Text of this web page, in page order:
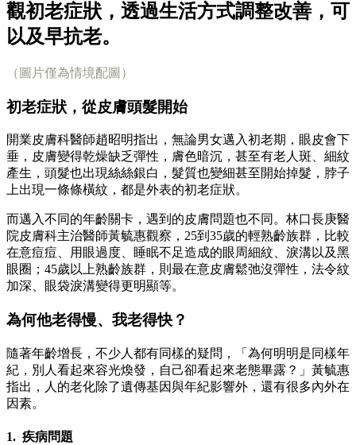
觀初老症狀，透過生活方式調整改善，可
以及早抗老。
（圖片僅為情境配圖）
初老症狀，從皮膚頭髮開始
開業皮膚科醫師趙昭明指出，無論男女邁入初老期，眼皮會下
垂，皮膚變得乾燥缺乏彈性，膚色暗沉，甚至有老人斑、細紋
產生，頭髮也出現絲絲銀白，髮質也變細甚至開始掉髮，脖子
上出現一條條橫紋，都是外表的初老症狀。
而邁入不同的年齡關卡，遇到的皮膚問題也不同。林口長庚醫
院皮膚科主治醫師黃毓惠觀察，25到35歲的輕熟齡族群，比較
在意痘痘、用眼過度、睡眠不足造成的眼周細紋、淚溝以及黑
眼圈；45歲以上熟齡族群，則最在意皮膚鬆弛沒彈性，法令紋
加深、眼袋淚溝變得更明顯等。
為何他老得慢、我老得快？
隨著年齡增長，不少人都有同樣的疑問，「為何明明是同樣年
紀，別人看起來容光煥發，自己卻看起來老態畢露？」黃毓惠
指出，人的老化除了遺傳基因與年紀影響外，還有很多內外在
因素。
1. 疾病問題